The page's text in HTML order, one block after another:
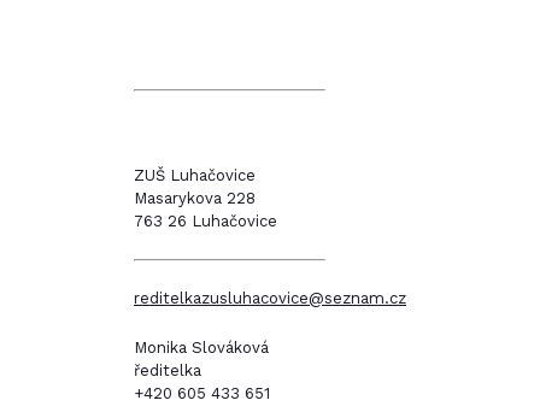
ZUŠ Luhačovice
Masarykova 228
763 26 Luhačovice
reditelkazusluhacovice@seznam.cz
Monika Slováková
ředitelka
+420 605 433 651